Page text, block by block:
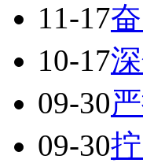
11-17
10-17
09-30
09-30